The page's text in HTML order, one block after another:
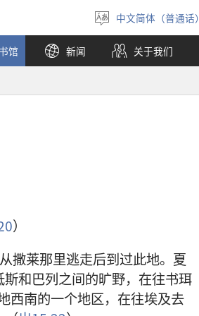
选
择
语
言
中文简体（普通话）
馆 新闻 关于我们
）
撒莱那里逃走后到过此地。夏
和巴列之间的旷野，在往书珥
西南的一个地区，在往埃及去